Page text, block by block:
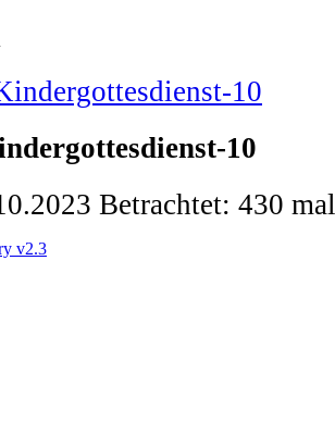
10
Betrachtet: 430 mal